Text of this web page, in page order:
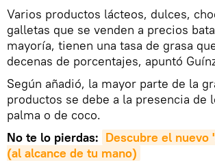
Varios productos lácteos, dulces,
galletas que se venden a precios
mayoría, tienen una tasa de grasa
decenas de porcentajes, apuntó
Según añadió, la mayor parte de la
productos se debe a la presencia de
palma o de coco.
No te lo pierdas: Descubre el
(al alcance de tu mano)